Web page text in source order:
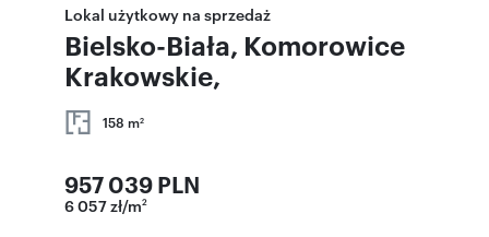
Lokal użytkowy na sprzedaż
Bielsko-Biała, Komorowice
Krakowskie,
158 m2
957 039 PLN
6 057 zł/m2